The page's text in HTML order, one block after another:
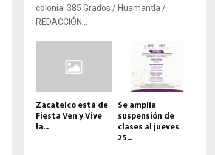
colonia. 385 Grados / Huamantla /
REDACCIÓN...
Zacatelco está de
Fiesta Ven y Vive
la...
Se amplía
suspensión de
clases al jueves
25...